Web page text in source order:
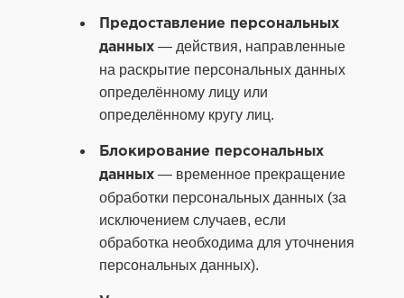
Предоставление персональных
данных — действия, направленные
на раскрытие персональных данных
определённому лицу или
определённому кругу лиц.
Блокирование персональных
данных — временное прекращение
обработки персональных данных (за
исключением случаев, если
обработка необходима для уточнения
персональных данных).